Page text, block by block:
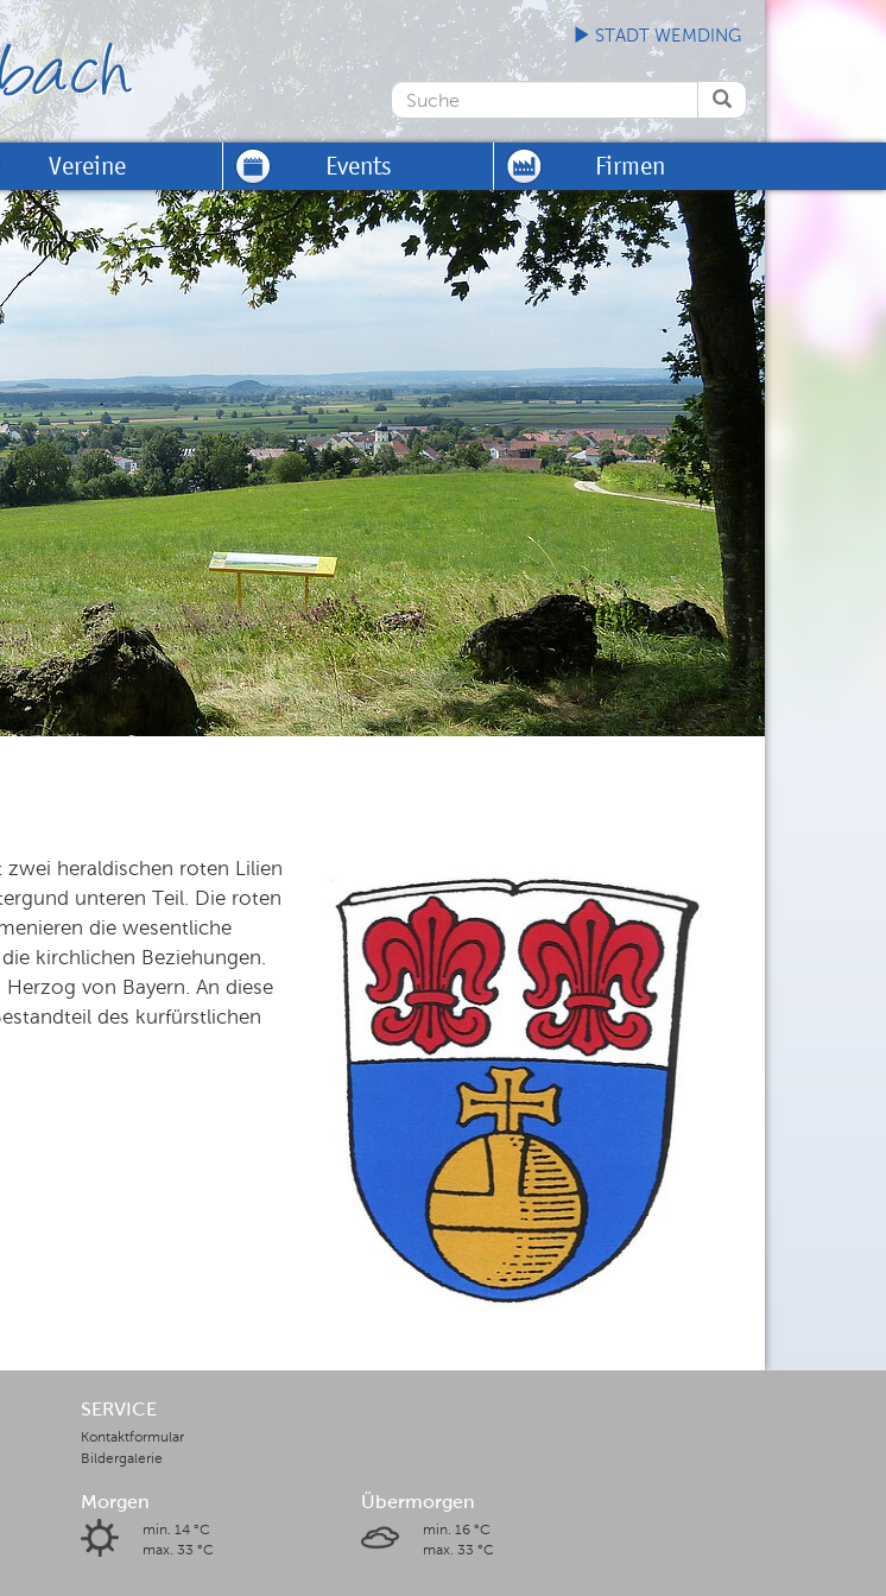
STADT WEMDING
Vereine Events Firmen
heraldischen roten Lilien
unteren Teil. Die roten
die wesentliche
kirchlichen Beziehungen.
von Bayern. An diese
des kurfürstlichen
SERVICE
Kontaktformular
Bildergalerie
Morgen
min. 14 °C
max. 33 °C
Übermorgen
min. 16 °C
max. 33 °C